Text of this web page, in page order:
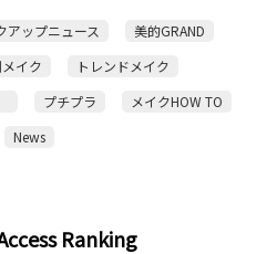
アップニュース
美的GRAND
イク
トレンドメイク
プチプラ
メイクHOW TO
News
Ranking